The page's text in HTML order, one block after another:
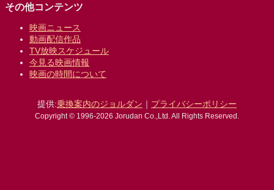
その他コンテンツ
映画ニュース
動画配信作品
TV放映スケジュール
今見る映画情報
映画の時間について
提供:乗換案内のジョルダン ｜ プライバシーポリシー
Copyright © 1996-2026 Jorudan Co.,Ltd. All Rights Reserved.